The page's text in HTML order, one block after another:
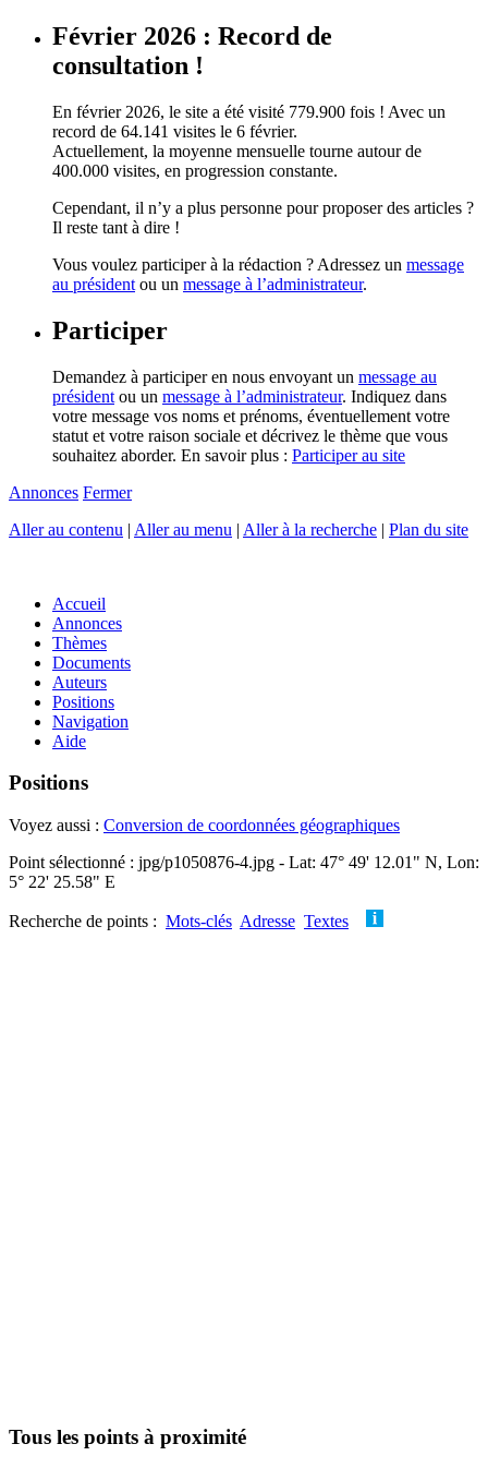
Février 2026 : Record de
consultation !
En février 2026, le site a été visité 779.900 fois ! Avec un
record de 64.141 visites le 6 février.
Actuellement, la moyenne mensuelle tourne autour de
400.000 visites, en progression constante.
Cependant, il n’y a plus personne pour proposer des articles ?
Il reste tant à dire !
Vous voulez participer à la rédaction ? Adressez un message
au président ou un message à l’administrateur.
Participer
Demandez à participer en nous envoyant un message au
président ou un message à l’administrateur. Indiquez dans
votre message vos noms et prénoms, éventuellement votre
statut et votre raison sociale et décrivez le thème que vous
souhaitez aborder. En savoir plus : Participer au site
Annonces Fermer
Aller au contenu | Aller au menu | Aller à la recherche | Plan du site
Accueil
Annonces
Thèmes
Documents
Auteurs
Positions
Navigation
Aide
Positions
Voyez aussi : Conversion de coordonnées géographiques
Point sélectionné : jpg/p1050876-4.jpg - Lat: 47° 49' 12.01" N, Lon:
5° 22' 25.58" E
Recherche de points : Mots-clés Adresse Textes
Tous les points à proximité